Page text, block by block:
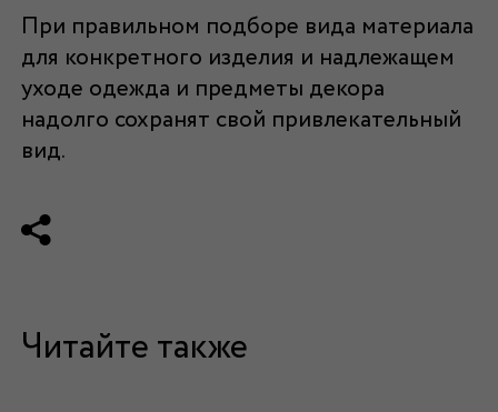
При правильном подборе вида материала
для конкретного изделия и надлежащем
уходе одежда и предметы декора
надолго сохранят свой привлекательный
вид.
Читайте также